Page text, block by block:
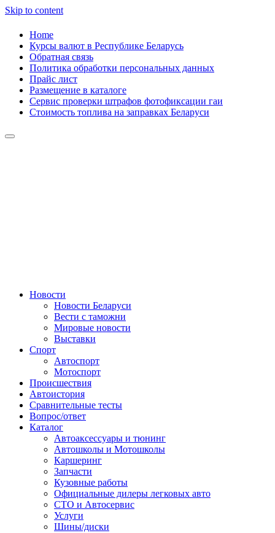
Skip to content
Home
Курсы валют в Республике Беларусь
Обратная связь
Политика обработки персональных данных
Прайс лист
Размещение в каталоге
Сервис проверки штрафов фотофиксации гаи
Стоимость топлива на заправках Беларуси
Сайт про автомобили
Новости
Новости Беларуси
Вести с таможни
Мировые новости
Выставки
Спорт
Автоспорт
Мотоспорт
Происшествия
Автоистория
Сравнительные тесты
Вопрос/ответ
Каталог
Автоакcессуары и тюнинг
Автошколы и Мотошколы
Каршеринг
Запчасти
Кузовные работы
Официальные дилеры легковых авто
СТО и Автосервис
Услуги
Шины/диски